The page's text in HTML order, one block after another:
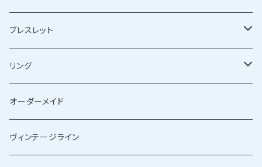
ゴールドピアス
シルバーネックレス
ゴールドネックレス
ブレスレット
シルバーブレスレット
ゴールドブレスレット
リング
シルバーリング
ゴールドリング
オーダーメイド
ヴィンテージライン